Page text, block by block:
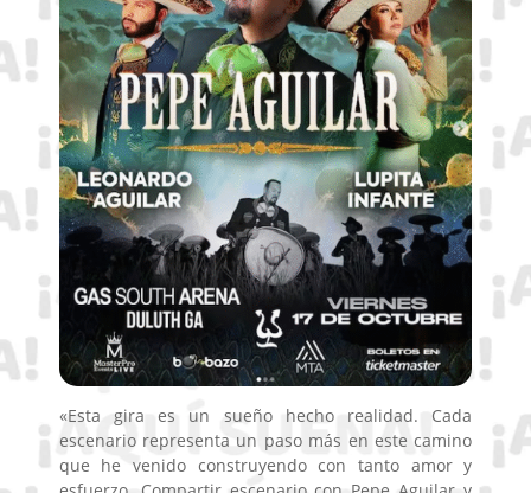
«Esta gira es un sueño hecho realidad. Cada
escenario representa un paso más en este camino
que he venido construyendo con tanto amor y